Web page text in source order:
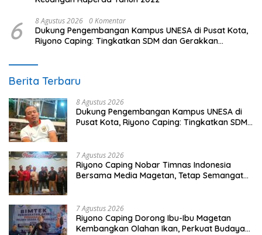
6 8 Agustus 2026 0 Komentar
Dukung Pengembangan Kampus UNESA di Pusat Kota,
Riyono Caping: Tingkatkan SDM dan Gerakkan
Berita Terbaru
8 Agustus 2026
Dukung Pengembangan Kampus UNESA di
Pusat Kota, Riyono Caping: Tingkatkan SDM
7 Agustus 2026
Riyono Caping Nobar Timnas Indonesia
Bersama Media Magetan, Tetap Semangat
7 Agustus 2026
Riyono Caping Dorong Ibu-Ibu Magetan
Kembangkan Olahan Ikan, Perkuat Budaya